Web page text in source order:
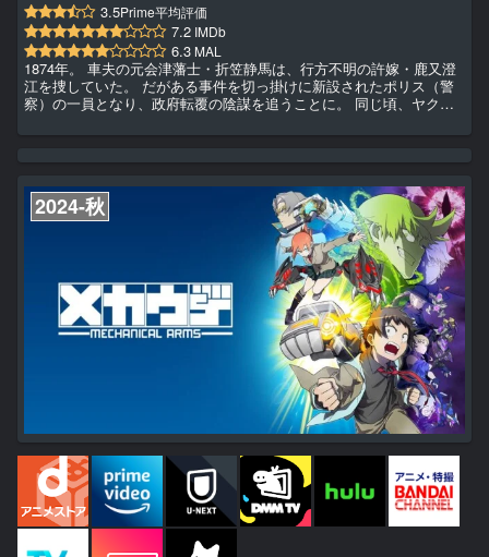
3.5Prime平均評価
7.2 IMDb
6.3 MAL
1874年。 車夫の元会津藩士・折笠静馬は、行方不明の許嫁・鹿又澄
江を捜していた。 だがある事件を切っ掛けに新設されたポリス（警
察）の一員となり、政府転覆の陰謀を追うことに。 同じ頃、ヤクザ
黒幕と繋がる守屋組で、彼は己の目的のため地位を固めていく。 か
2024-秋